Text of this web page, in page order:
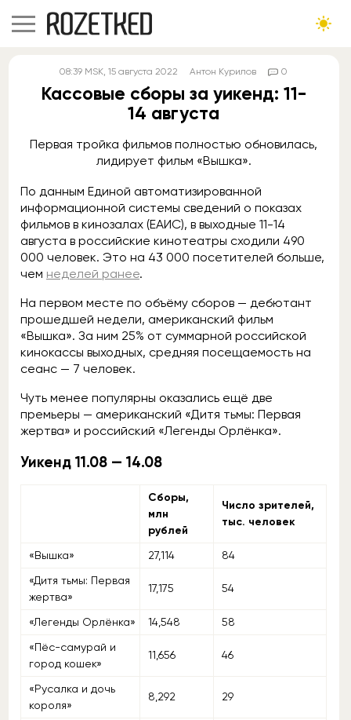
08:39 MSK, 15 августа 2022 Антон Курилов 0
Кассовые сборы за уикенд: 11-
14 августа
Первая тройка фильмов полностью обновилась,
лидирует фильм «Вышка».
По данным Единой автоматизированной
информационной системы сведений о показах
фильмов в кинозалах (ЕАИС), в выходные 11-14
августа в российские кинотеатры сходили 490
000 человек. Это на 43 000 посетителей больше,
чем неделей ранее.
На первом месте по объёму сборов — дебютант
прошедшей недели, американский фильм
«Вышка». За ним 25% от суммарной российской
кинокассы выходных, средняя посещаемость на
сеанс — 7 человек.
Чуть менее популярны оказались ещё две
премьеры — американский «Дитя тьмы: Первая
жертва» и российский «Легенды Орлёнка».
Уикенд 11.08 — 14.08
Cборы,
млн
рублей
Число зрителей,
тыс. человек
«Вышка» 27,114
84
«Дитя тьмы: Первая
жертва»
17,175 54
«Легенды Орлёнка» 14,548
58
«Пёс-самурай и
город кошек»
11,656 46
«Русалка и дочь
короля»
8,292 29